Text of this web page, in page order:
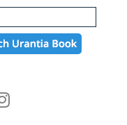
e
a
d
e